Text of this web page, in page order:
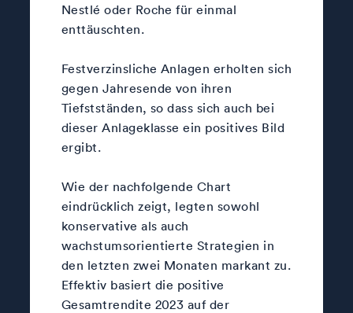
Nestlé oder Roche für einmal
enttäuschten.
Festverzinsliche Anlagen erholten sich
gegen Jahresende von ihren
Tiefstständen, so dass sich auch bei
dieser Anlageklasse ein positives Bild
ergibt.
Wie der nachfolgende Chart
eindrücklich zeigt, legten sowohl
konservative als auch
wachstumsorientierte Strategien in
den letzten zwei Monaten markant zu.
Effektiv basiert die positive
Gesamtrendite 2023 auf der